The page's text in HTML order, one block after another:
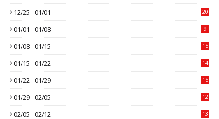
12/25 - 01/01 20
01/01 - 01/08 9
01/08 - 01/15 15
01/15 - 01/22 14
01/22 - 01/29 15
01/29 - 02/05 12
02/05 - 02/12 13